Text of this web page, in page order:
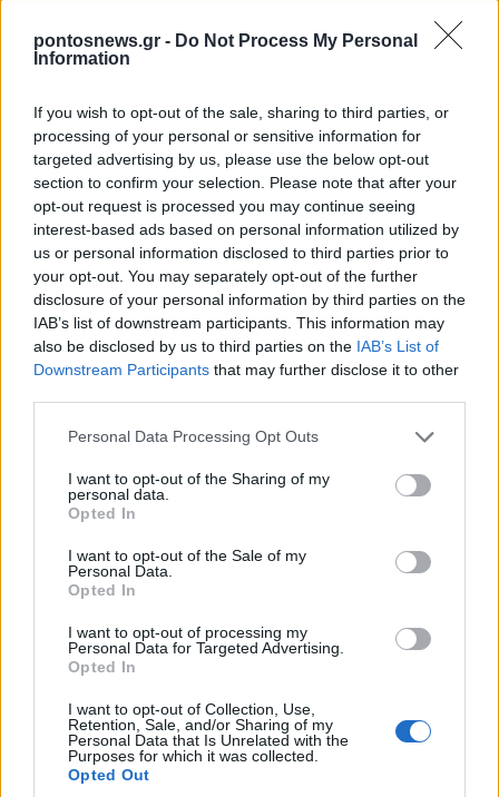
pontosnews.gr - Do Not Process My Personal
Information
If you wish to opt-out of the sale, sharing to third parties, or
processing of your personal or sensitive information for
targeted advertising by us, please use the below opt-out
section to confirm your selection. Please note that after your
opt-out request is processed you may continue seeing
interest-based ads based on personal information utilized by
us or personal information disclosed to third parties prior to
your opt-out. You may separately opt-out of the further
disclosure of your personal information by third parties on the
IAB’s list of downstream participants. This information may
also be disclosed by us to third parties on the IAB’s List of
Downstream Participants that may further disclose it to other
Please note that this website/app uses one or more Google
not limited to your visit or usage behaviour. You may click to
grant or deny consent to Google and its third-party tags to
use your data for below specified purposes in below Google
consent section.
Personal Data Processing Opt Outs
I want to opt-out of the Sharing of my
personal data.
Opted In
I want to opt-out of the Sale of my
Personal Data.
Opted In
I want to opt-out of processing my
Personal Data for Targeted Advertising.
Opted In
I want to opt-out of Collection, Use,
Retention, Sale, and/or Sharing of my
Personal Data that Is Unrelated with the
Purposes for which it was collected.
Opted Out
Conference League: Με τον ηττημένο του
Χράντετς Κράλοβε – Μπεσίκτας ο Παναθηναϊκός
3/08/2026 - 3:50μμ
Σόφιας – Καϊράτ Αλμάτι ο ΠΑΟΚ – Απέφυγε τα
μεγαθήρια ο ΟΦΗ
3/08/2026 - 2:40μμ